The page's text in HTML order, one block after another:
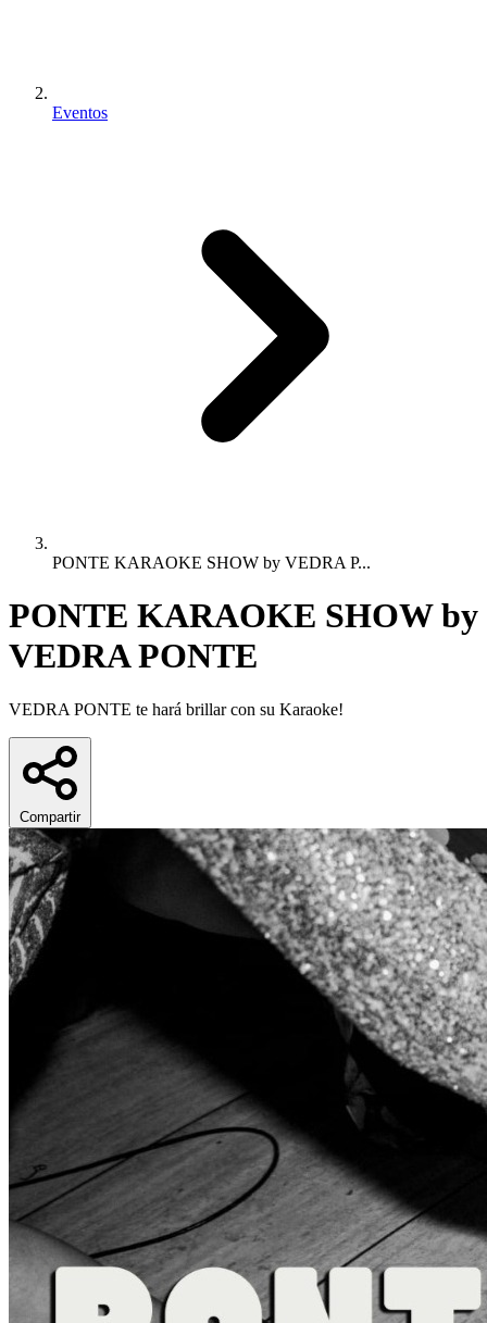
Eventos
PONTE KARAOKE SHOW by VEDRA P...
PONTE KARAOKE SHOW by
VEDRA PONTE
VEDRA PONTE te hará brillar con su Karaoke!
Compartir